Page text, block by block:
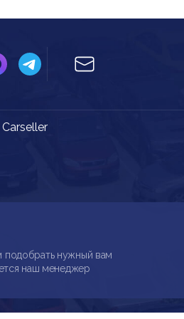
нужный вам
наш менеджер